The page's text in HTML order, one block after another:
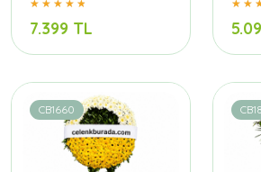
7.399 TL
CB1660